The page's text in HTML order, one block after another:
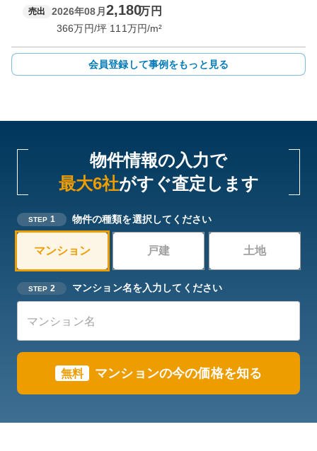
売出 2026年08月 2,180万円
366万円/坪 111万円/m²
会員登録して事例をもっと見る
物件情報の入力で
最大6社がすぐ査定します
STEP 1 物件の種類を選択してください
マンション 戸建 土地
STEP 2 マンション名を入力してください
無料 マンションの今の価格を知る